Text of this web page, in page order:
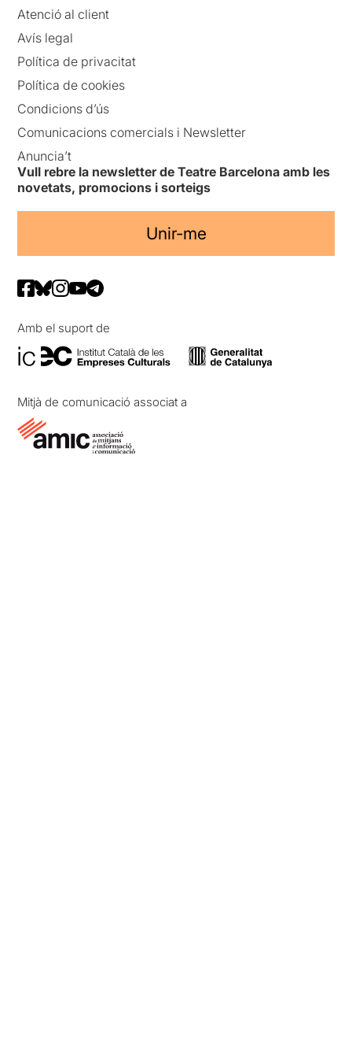
Atenció al client
Avís legal
Política de privacitat
Política de cookies
Condicions d’ús
Comunicacions comercials i Newsletter
Anuncia’t
Vull rebre la newsletter de Teatre Barcelona amb les
novetats, promocions i sorteigs
Unir-me
Amb el suport de
Mitjà de comunicació associat a